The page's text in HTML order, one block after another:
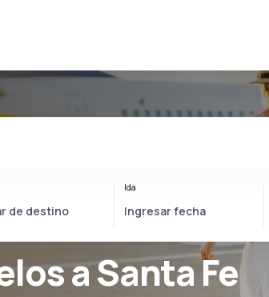
a Santa Fe
Ida